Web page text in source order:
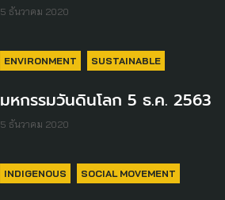
5 ธันวาคม 2020
ENVIRONMENT SUSTAINABLE
มหกรรมวันดินโลก 5 ธ.ค. 2563
5 ธันวาคม 2020
INDIGENOUS SOCIAL MOVEMENT